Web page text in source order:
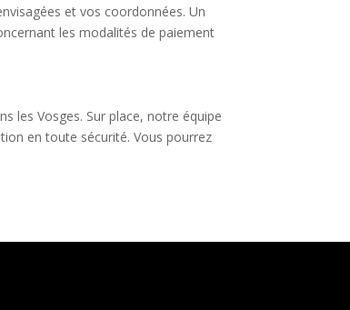
et vos coordonnées. Un
les modalités de paiement
les Vosges. Sur place, notre équipe
en toute sécurité. Vous pourrez